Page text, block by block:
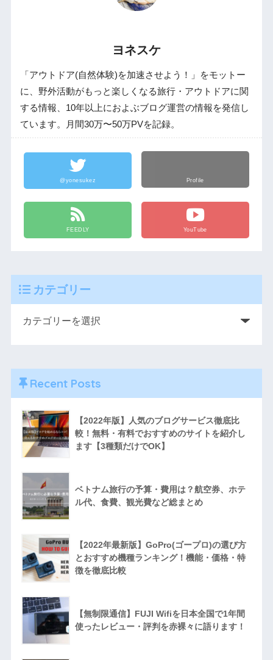
ヨネスケ
「アウトドア(自然体験)を加速させよう！」をモットー
に、野外活動がもっと楽しくなる旅行・アウトドアに関
する情報、10年以上におよぶブログ運営の情報を発信し
ています。月間30万〜50万PVを記録。
@yonesukez Profile
FEEDLY YouTube
カテゴリー
Recent Posts
【2022年版】人気のブログサービス徹底比
較！無料・有料でおすすめのサイトを紹介し
ます【3種類だけでOK】
ベトナム旅行の予算・費用は？航空券、ホテ
ル代、食費、観光費など総まとめ
【2022年最新版】GoPro(ゴープロ)の選び方
とおすすめ機種ランキング！機能・価格・特
徴を徹底比較
【無制限通信】FUJI Wifiを日本全国で1年間
使ったレビュー・評判を赤裸々に語ります！